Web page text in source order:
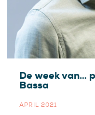
De week van…
Bassa
APRIL 2021